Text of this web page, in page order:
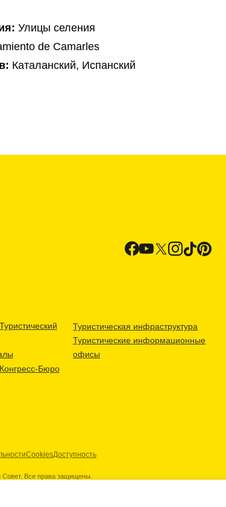
Улицы селения
de Camarles
Каталанский, Испанский
Бюро
Туристическая инфраструктура
Туристические информационные
офисы
CookiesДоступность
Совет. Все права защищены.